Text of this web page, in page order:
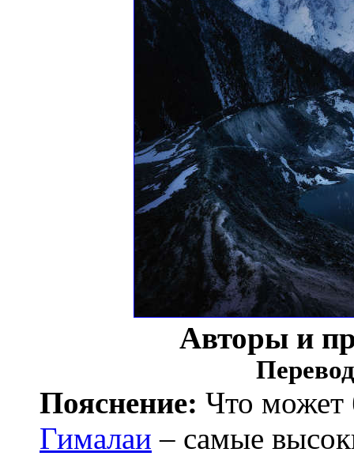
Авторы и
Пояснение: Что может
Гималаи – самые